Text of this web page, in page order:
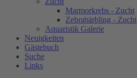
Marmorkrebs - Zucht
Zebrabärbling - Zucht
Aquaristik Galerie
Neuigkeiten
Gästebuch
Suche
Links